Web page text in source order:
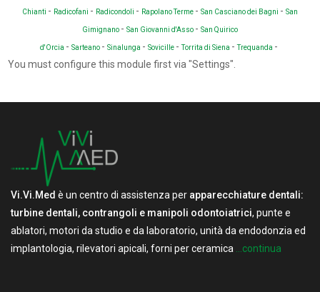
Chianti - Radicofani - Radicondoli - Rapolano Terme - San Casciano dei Bagni - San
Gimignano - San Giovanni d'Asso - San Quirico
d'Orcia - Sarteano - Sinalunga - Sovicille - Torrita di Siena - Trequanda -
You must configure this module first via "Settings".
Vi.Vi.Med è un centro di assistenza per apparecchiature dentali:
turbine dentali, contrangoli e manipoli odontoiatrici, punte e
ablatori, motori da studio e da laboratorio, unità da endodonzia ed
implantologia, rilevatori apicali, forni per ceramica
...continua